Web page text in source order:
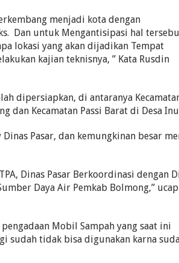
menjadi kota dengan
Dan untuk Mengantisipasi hal
lokasi yang akan dijadikan Tempat
kajian teknisnya, ” Kata Rusdin
dipersiapkan, di antaranya
dan Kecamatan Passi Barat di Desa
Pasar, dan kemungkinan besar
Dinas Pasar Berkoordinasi dengan
Daya Air Pemkab Bolmong,” ucap
Mobil Sampah yang saat ini
sudah tidak bisa digunakan karna